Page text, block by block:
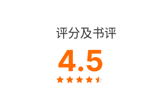
当厄运降临
厄运连连，不堪回首
评分及书评
4.5